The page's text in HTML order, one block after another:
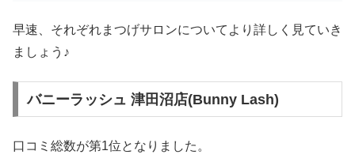
早速、それぞれまつげサロンについてより詳しく見ていき
ましょう♪
バニーラッシュ 津田沼店(Bunny Lash)
口コミ総数が第1位となりました。